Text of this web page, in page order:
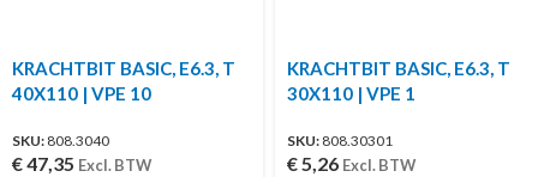
KRACHTBIT BASIC, E6.3, T
40X110 | VPE 10
SKU: 808.3040
€47,35 Excl. BTW
KRACHTBIT BASIC, E6.3, T
30X110 | VPE 1
SKU: 808.30301
€5,26 Excl. BTW